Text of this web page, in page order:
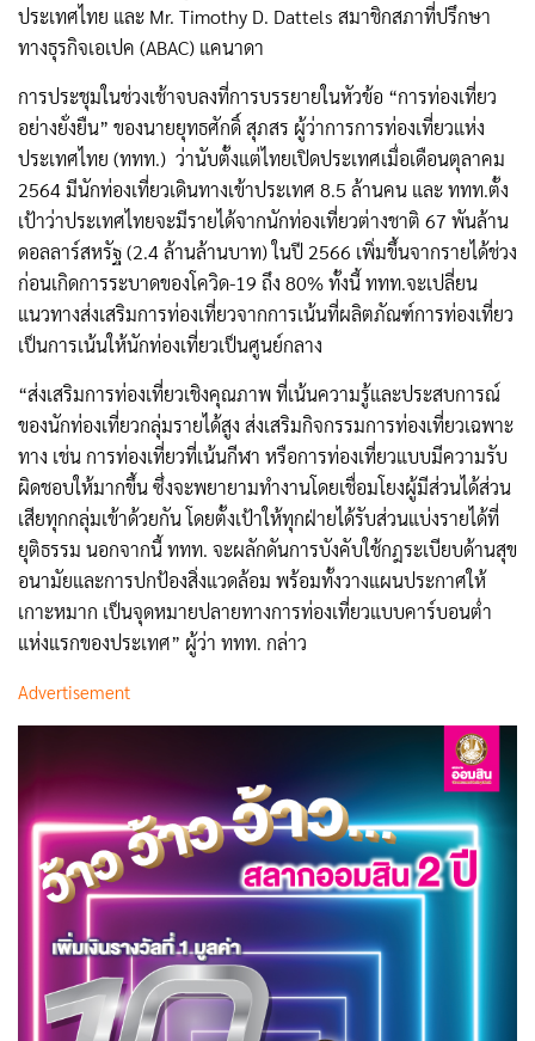
ประเทศไทย และ Mr. Timothy D. Dattels สมาชิกสภาที่ปรึกษา
ทางธุรกิจเอเปค (ABAC) แคนาดา
การประชุมในช่วงเช้าจบลงที่การบรรยายในหัวข้อ “การท่องเที่ยว
อย่างยั่งยืน” ของนายยุทธศักดิ์ สุภสร ผู้ว่าการการท่องเที่ยวแห่ง
ประเทศไทย (ททท.) ว่านับตั้งแต่ไทยเปิดประเทศเมื่อเดือนตุลาคม
2564 มีนักท่องเที่ยวเดินทางเข้าประเทศ 8.5 ล้านคน และ ททท.ตั้ง
เป้าว่าประเทศไทยจะมีรายได้จากนักท่องเที่ยวต่างชาติ 67 พันล้าน
ดอลลาร์สหรัฐ (2.4 ล้านล้านบาท) ในปี 2566 เพิ่มขึ้นจากรายได้ช่วง
ก่อนเกิดการระบาดของโควิด-19 ถึง 80% ทั้งนี้ ททท.จะเปลี่ยน
แนวทางส่งเสริมการท่องเที่ยวจากการเน้นที่ผลิตภัณฑ์การท่องเที่ยว
เป็นการเน้นให้นักท่องเที่ยวเป็นศูนย์กลาง
“ส่งเสริมการท่องเที่ยวเชิงคุณภาพ ที่เน้นความรู้และประสบการณ์
ของนักท่องเที่ยวกลุ่มรายได้สูง ส่งเสริมกิจกรรมการท่องเที่ยวเฉพาะ
ทาง เช่น การท่องเที่ยวที่เน้นกีฬา หรือการท่องเที่ยวแบบมีความรับ
ผิดชอบให้มากขึ้น ซึ่งจะพยายามทำงานโดยเชื่อมโยงผู้มีส่วนได้ส่วน
เสียทุกกลุ่มเข้าด้วยกัน โดยตั้งเป้าให้ทุกฝ่ายได้รับส่วนแบ่งรายได้ที่
ยุติธรรม นอกจากนี้ ททท. จะผลักดันการบังคับใช้กฎระเบียบด้านสุข
อนามัยและการปกป้องสิ่งแวดล้อม พร้อมทั้งวางแผนประกาศให้
เกาะหมาก เป็นจุดหมายปลายทางการท่องเที่ยวแบบคาร์บอนต่ำ
แห่งแรกของประเทศ” ผู้ว่า ททท. กล่าว
Advertisement